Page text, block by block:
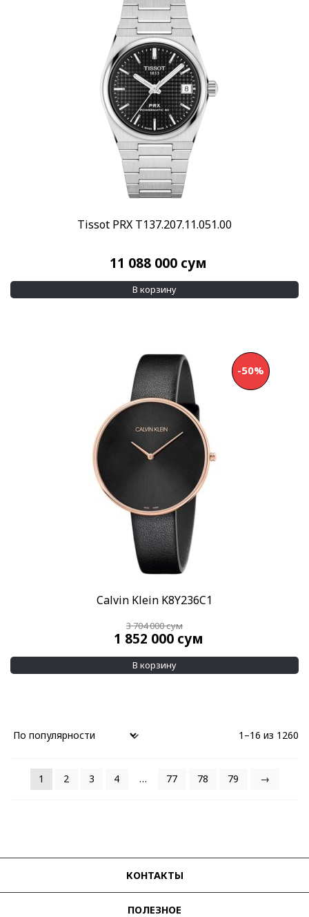
Tissot PRX T137.207.11.051.00
11 088 000 сум
В корзину
Calvin Klein K8Y236C1
-50%
3 704 000сум
1 852 000 сум
В корзину
1–16 из 1260
1 2 3 4 … 77 78 79 →
КОНТАКТЫ
ПОЛЕЗНОЕ